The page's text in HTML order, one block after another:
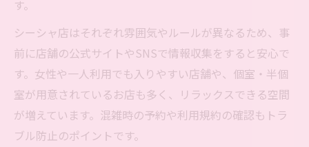
す。
シーシャ店はそれぞれ雰囲気やルールが異なるため、事
前に店舗の公式サイトやSNSで情報収集をすると安心で
す。女性や一人利用でも入りやすい店舗や、個室・半個
室が用意されているお店も多く、リラックスできる空間
が増えています。混雑時の予約や利用規約の確認もトラ
ブル防止のポイントです。